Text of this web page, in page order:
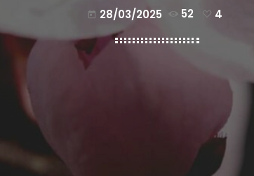
today 28/03/2025 52 4